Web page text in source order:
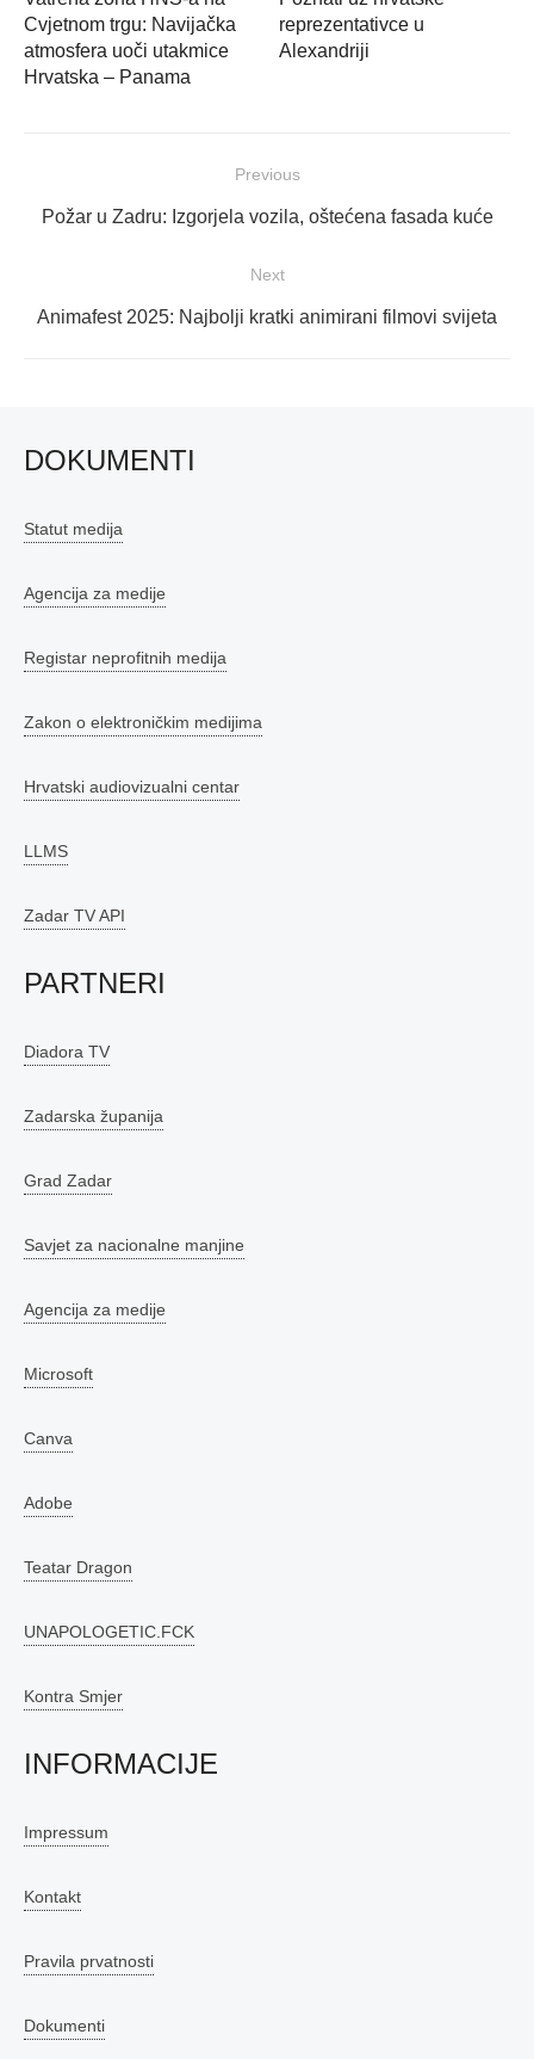
Cvjetnom trgu: Navijačka
atmosfera uoči utakmice
Hrvatska – Panama
reprezentativce u
Alexandriji
objava
Previous
Previous
Požar u Zadru: Izgorjela vozila, oštećena fasada kuće
Next
Next
Animafest 2025: Najbolji kratki animirani filmovi svijeta
DOKUMENTI
Statut medija
Agencija za medije
Registar neprofitnih medija
Zakon o elektroničkim medijima
Hrvatski audiovizualni centar
LLMS
Zadar TV API
PARTNERI
Diadora TV
Zadarska županija
Grad Zadar
Savjet za nacionalne manjine
Agencija za medije
Microsoft
Canva
Adobe
Teatar Dragon
UNAPOLOGETIC.FCK
Kontra Smjer
INFORMACIJE
Impressum
Kontakt
Pravila prvatnosti
Dokumenti